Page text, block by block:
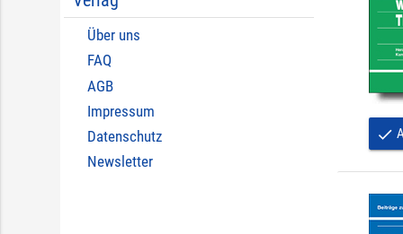
Über uns
FAQ
AGB
Impressum
Datenschutz
Newsletter
done